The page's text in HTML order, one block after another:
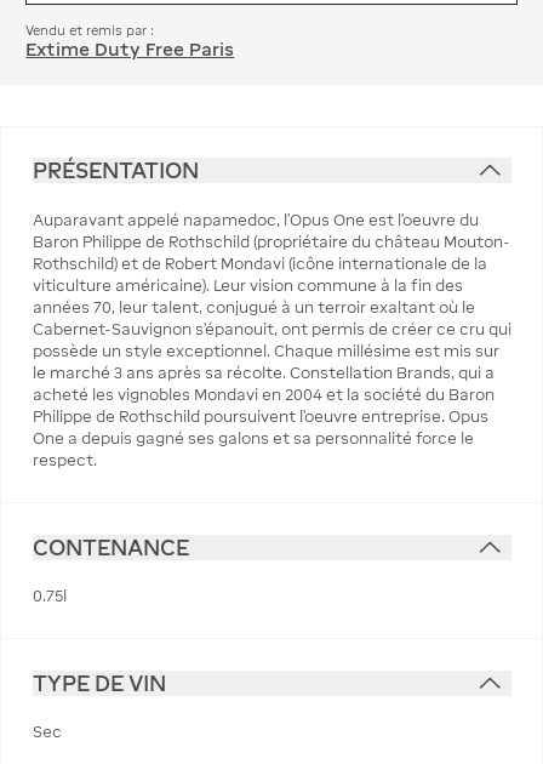
Vendu et remis par :
Extime Duty Free Paris
PRÉSENTATION
Auparavant appelé napamedoc, l'Opus One est l'oeuvre du
Baron Philippe de Rothschild (propriétaire du château Mouton-
Rothschild) et de Robert Mondavi (icône internationale de la
viticulture américaine). Leur vision commune à la fin des
années 70, leur talent, conjugué à un terroir exaltant où le
Cabernet-Sauvignon s'épanouit, ont permis de créer ce cru qui
possède un style exceptionnel. Chaque millésime est mis sur
le marché 3 ans après sa récolte. Constellation Brands, qui a
acheté les vignobles Mondavi en 2004 et la société du Baron
Philippe de Rothschild poursuivent l'oeuvre entreprise. Opus
One a depuis gagné ses galons et sa personnalité force le
respect.
CONTENANCE
0.75l
TYPE DE VIN
Sec